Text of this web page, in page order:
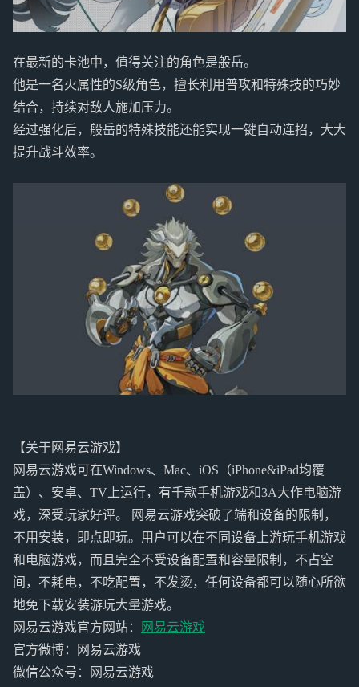
在最新的卡池中，值得关注的角色是般岳。
他是一名火属性的S级角色，擅长利用普攻和特殊技的巧妙
结合，持续对敌人施加压力。
经过强化后，般岳的特殊技能还能实现一键自动连招，大大
提升战斗效率。
【关于网易云游戏】
网易云游戏可在Windows、Mac、iOS（iPhone&iPad均覆
盖）、安卓、TV上运行，有千款手机游戏和3A大作电脑游
戏，深受玩家好评。 网易云游戏突破了端和设备的限制，
不用安装，即点即玩。用户可以在不同设备上游玩手机游戏
和电脑游戏，而且完全不受设备配置和容量限制，不占空
间，不耗电，不吃配置，不发烫，任何设备都可以随心所欲
地免下载安装游玩大量游戏。
网易云游戏官方网站：
网易云游戏
官方微博：网易云游戏
微信公众号：网易云游戏